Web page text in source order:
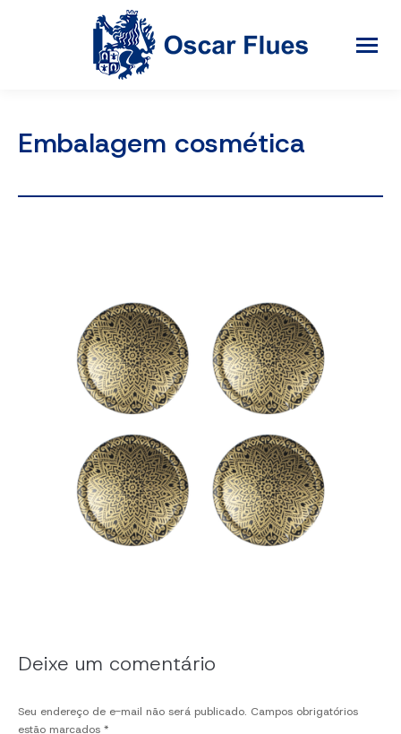
Embalagem cosmética
Deixe um comentário
Seu endereço de e-mail não será publicado. Campos obrigatórios
estão marcados *